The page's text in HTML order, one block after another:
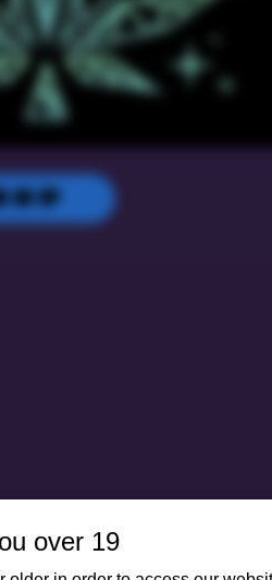
over 19
article ici pour le
choisir une autre catégorie